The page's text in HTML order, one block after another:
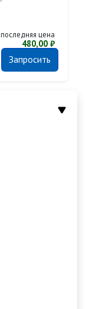
последняя цена
480,00 ₽
Запросить